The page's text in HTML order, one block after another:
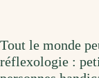
Tout le monde
réflexologie :